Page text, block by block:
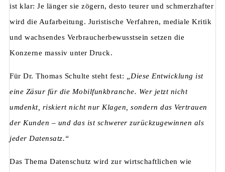
ist klar: Je länger sie zögern, desto teurer und schmerzhafter
wird die Aufarbeitung. Juristische Verfahren, mediale Kritik
und wachsendes Verbraucherbewusstsein setzen die
Konzerne massiv unter Druck.
Für Dr. Thomas Schulte steht fest:
„Diese Entwicklung ist
eine Zäsur für die Mobilfunkbranche. Wer jetzt nicht
umdenkt, riskiert nicht nur Klagen, sondern das Vertrauen
der Kunden – und das ist schwerer zurückzugewinnen als
jeder Datensatz.“
Das Thema Datenschutz wird zur wirtschaftlichen wie